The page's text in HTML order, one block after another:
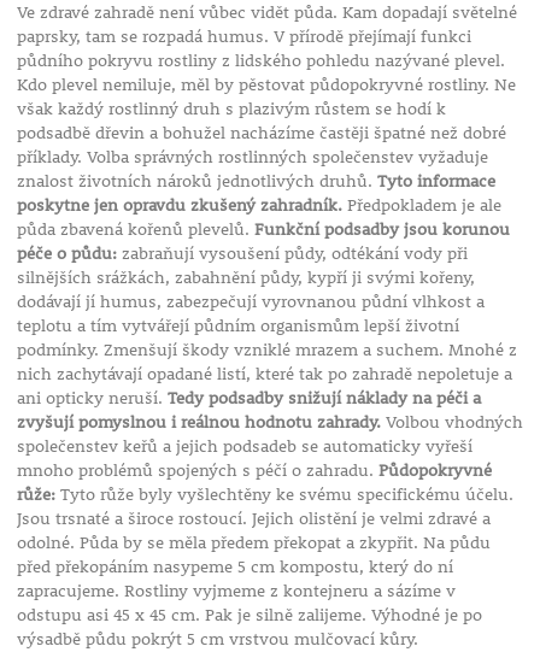
Ve zdravé zahradě není vůbec vidět půda. Kam dopadají světelné
paprsky, tam se rozpadá humus. V přírodě přejímají funkci
půdního pokryvu rostliny z lidského pohledu nazývané plevel.
Kdo plevel nemiluje, měl by pěstovat půdopokryvné rostliny. Ne
však každý rostlinný druh s plazivým růstem se hodí k
podsadbě dřevin a bohužel nacházíme častěji špatné než dobré
příklady. Volba správných rostlinných společenstev vyžaduje
znalost životních nároků jednotlivých druhů. Tyto informace
poskytne jen opravdu zkušený zahradník.Předpokladem je ale
půda zbavená kořenů plevelů. Funkční podsadby jsou korunou
péče o půdu:zabraňují vysoušení půdy, odtékání vody při
silnějších srážkách, zabahnění půdy, kypří ji svými kořeny,
dodávají jí humus, zabezpečují vyrovnanou půdní vlhkost a
teplotu a tím vytvářejí půdním organismům lepší životní
podmínky. Zmenšují škody vzniklé mrazem a suchem. Mnohé z
nich zachytávají opadané listí, které tak po zahradě nepoletuje a
ani opticky neruší. Tedy podsadby snižují náklady na péči a
zvyšují pomyslnou i reálnou hodnotu zahrady.Volbou vhodných
společenstev keřů a jejich podsadeb se automaticky vyřeší
mnoho problémů spojených s péčí o zahradu. Půdopokryvné
růže:Tyto růže byly vyšlechtěny ke svému specifickému účelu.
Jsou trsnaté a široce rostoucí. Jejich olistění je velmi zdravé a
odolné. Půda by se měla předem překopat a zkypřit. Na půdu
před překopáním nasypeme 5 cm kompostu, který do ní
zapracujeme. Rostliny vyjmeme z kontejneru a sázíme v
odstupu asi 45 x 45 cm. Pak je silně zalijeme. Výhodné je po
výsadbě půdu pokrýt 5 cm vrstvou mulčovací kůry.